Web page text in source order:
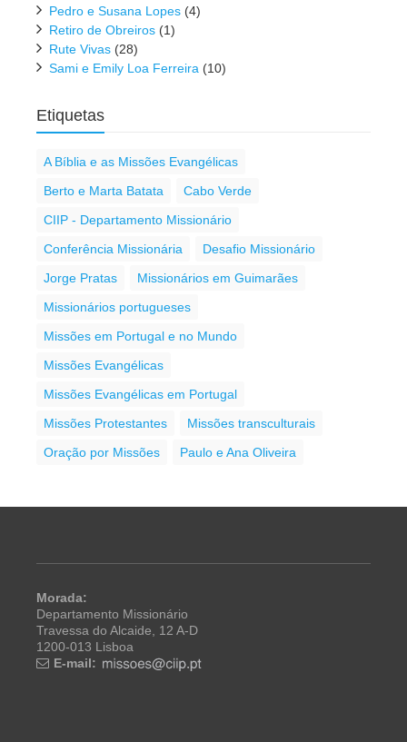
Pedro e Susana Lopes (4)
Retiro de Obreiros (1)
Rute Vivas (28)
Sami e Emily Loa Ferreira (10)
Etiquetas
A Bíblia e as Missões Evangélicas
Berto e Marta Batata
Cabo Verde
CIIP - Departamento Missionário
Conferência Missionária
Desafio Missionário
Jorge Pratas
Missionários em Guimarães
Missionários portugueses
Missões em Portugal e no Mundo
Missões Evangélicas
Missões Evangélicas em Portugal
Missões Protestantes
Missões transculturais
Oração por Missões
Paulo e Ana Oliveira
Morada:
Departamento Missionário
Travessa do Alcaide, 12 A-D
1200-013 Lisboa
E-mail: